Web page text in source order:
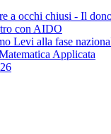
a occhi chiusi - Il
con AIDO
Levi alla fase
Applicata